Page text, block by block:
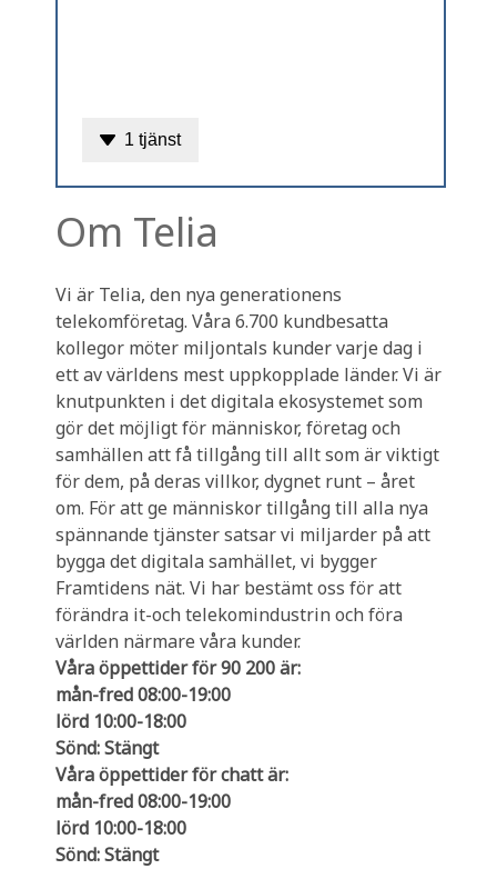
1 tjänst
Om Telia
Vi är Telia, den nya generationens
telekomföretag. Våra 6.700 kundbesatta
kollegor möter miljontals kunder varje dag i
ett av världens mest uppkopplade länder. Vi är
knutpunkten i det digitala ekosystemet som
gör det möjligt för människor, företag och
samhällen att få tillgång till allt som är viktigt
för dem, på deras villkor, dygnet runt – året
om. För att ge människor tillgång till alla nya
spännande tjänster satsar vi miljarder på att
bygga det digitala samhället, vi bygger
Framtidens nät. Vi har bestämt oss för att
förändra it-och telekomindustrin och föra
världen närmare våra kunder.
Våra öppettider för 90 200 är:
mån-fred 08:00-19:00
lörd 10:00-18:00
Sönd: Stängt
Våra öppettider för chatt är:
mån-fred 08:00-19:00
lörd 10:00-18:00
Sönd: Stängt